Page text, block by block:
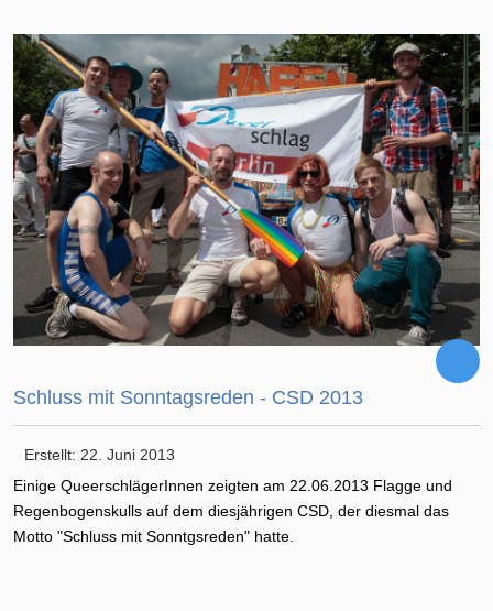
Schluss mit Sonntagsreden - CSD 2013
Erstellt: 22. Juni 2013
Einige QueerschlägerInnen zeigten am 22.06.2013 Flagge und
Regenbogenskulls auf dem diesjährigen CSD, der diesmal das
Motto "Schluss mit Sonntgsreden" hatte.